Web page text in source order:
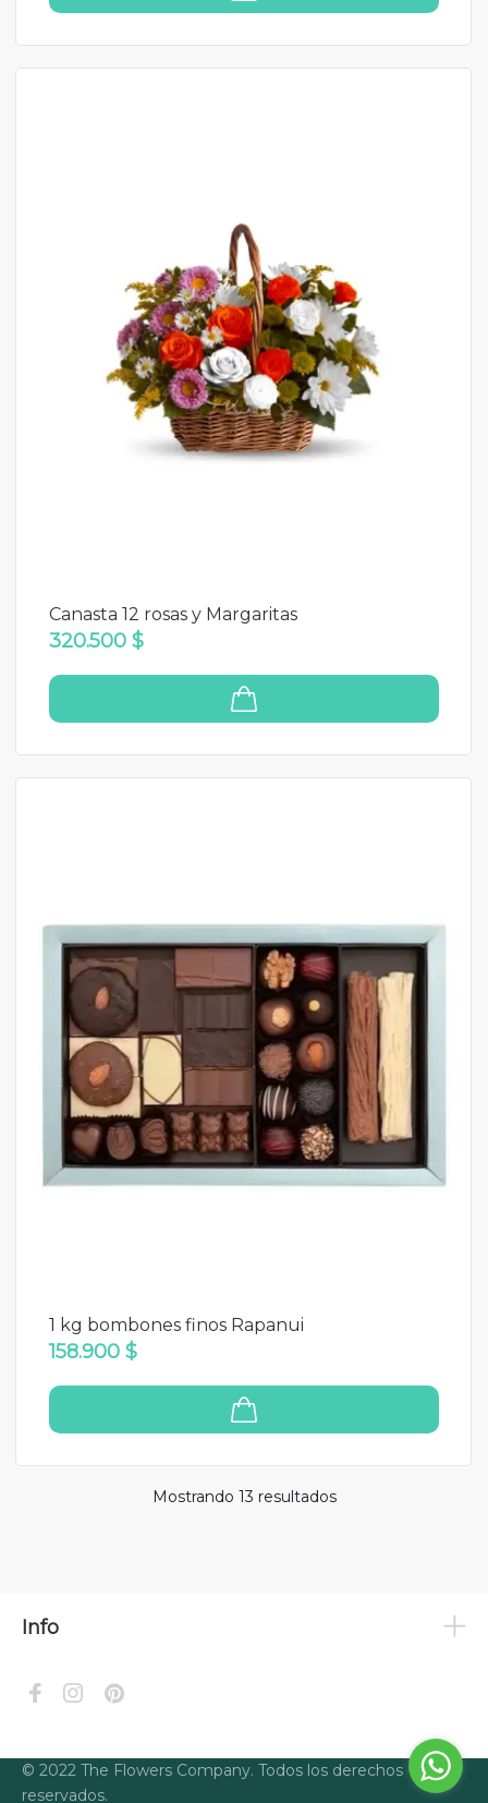
Canasta 12 rosas y Margaritas
320.500 $
1 kg bombones finos Rapanui
158.900 $
Mostrando 13 resultados
Info
© 2022 The Flowers Company. Todos los derechos
reservados.